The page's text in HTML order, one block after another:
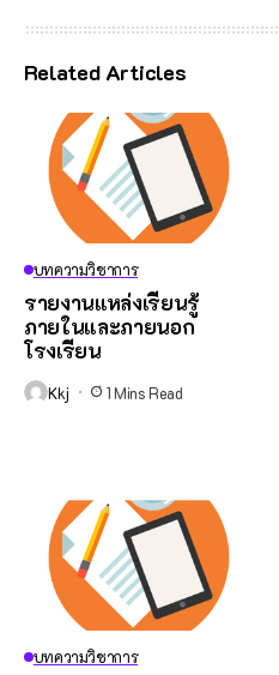
Related Articles
บทความวิชาการ
รายงานแหล่งเรียนรู้
ภายในและภายนอก
โรงเรียน
Kkj 1 Mins Read
บทความวิชาการ